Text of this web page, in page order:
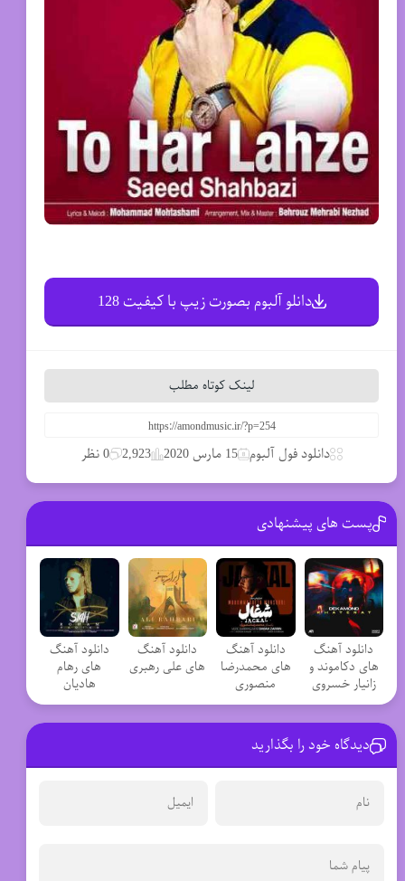
دانلو آلبوم بصورت زیپ با کیفیت 128
لینک کوتاه مطلب
دانلود فول آلبوم 15 مارس 2020 2,923 0 نظر
پست های پیشنهادی
دانلود آهنگ
های دکاموند و
زانیار خسروی
دانلود آهنگ
های محمدرضا
منصوری
دانلود آهنگ
های علی رهبری
دانلود آهنگ
های رهام
هادیان
دیدگاه خود را بگذارید